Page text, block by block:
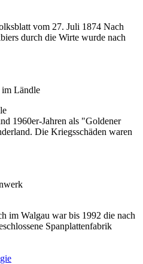
vom 27. Juli 1874 Nach
durch die Wirte wurde nach
1960er-Jahren als "Goldener
Die Kriegsschäden waren
im Walgau war bis 1992 die nach
Spanplattenfabrik